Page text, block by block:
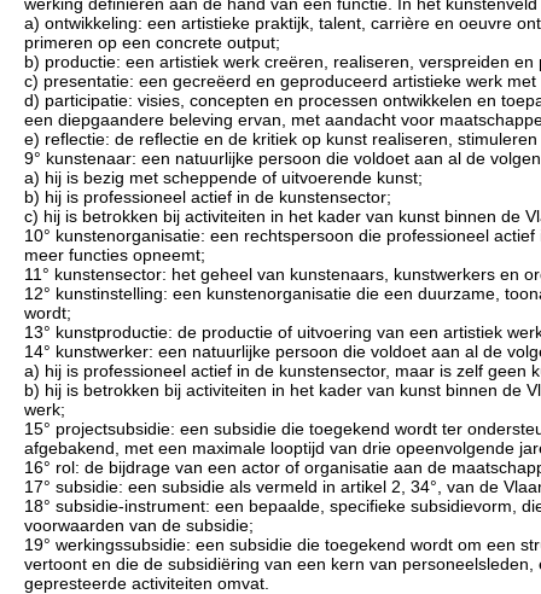
a) ontwikkeling: een artistieke praktijk, talent, carrière en oeuvre
primeren op een concrete output;
b) productie: een artistiek werk creëren, realiseren, verspreiden en
c) presentatie: een gecreëerd en geproduceerd artistieke werk
d) participatie: visies, concepten en processen ontwikkelen en
een diepgaandere beleving ervan, met aandacht voor
e) reflectie: de reflectie en de kritiek op kunst realiseren,
9° kunstenaar: een natuurlijke persoon die voldoet aan al de
a) hij is bezig met scheppende of uitvoerende kunst;
b) hij is professioneel actief in de kunstensector;
c) hij is betrokken bij activiteiten in het kader van kunst binnen de
10° kunstenorganisatie: een rechtspersoon die professioneel
meer functies opneemt;
11° kunstensector: het geheel van kunstenaars, kunstwerkers en
12° kunstinstelling: een kunstenorganisatie die een duurzame,
wordt;
13° kunstproductie: de productie of uitvoering van een artistiek
14° kunstwerker: een natuurlijke persoon die voldoet aan al de
a) hij is professioneel actief in de kunstensector, maar is zelf geen
b) hij is betrokken bij activiteiten in het kader van kunst binnen de
werk;
15° projectsubsidie: een subsidie die toegekend wordt ter
afgebakend, met een maximale looptijd van drie opeenvolgende
16° rol: de bijdrage van een actor of organisatie aan de
17° subsidie: een subsidie als vermeld in artikel 2, 34°, van de
18° subsidie-instrument: een bepaalde, specifieke subsidievorm,
voorwaarden van de subsidie;
19° werkingssubsidie: een subsidie die toegekend wordt om een
vertoont en die de subsidiëring van een kern van
gepresteerde activiteiten omvat.